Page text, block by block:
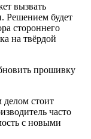
вызвать
Решением будет
стороннего
на твёрдой
прошивку
делом стоит
часто
с новыми